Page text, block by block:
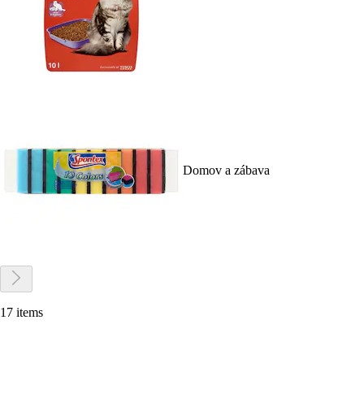
Domov a zábava
17 items